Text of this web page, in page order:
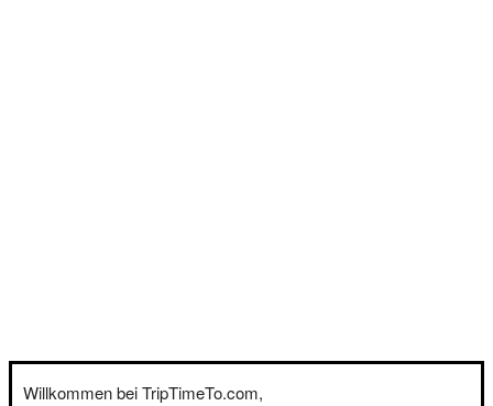
Willkommen bei TripTimeTo.com,